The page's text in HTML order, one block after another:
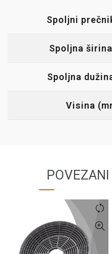
Spoljni
Spoljna
Spoljna
Visina